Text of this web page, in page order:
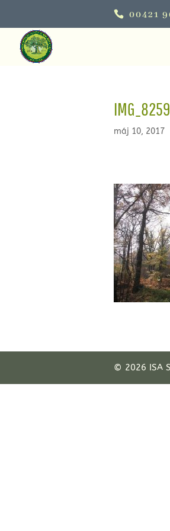
00421
IMG_8259
máj 10, 2017
© 2026 ISA